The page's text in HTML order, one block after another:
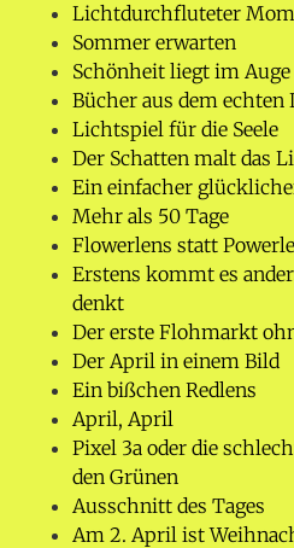
Lichtdurchfluteter
Sommer erwarten
Schönheit liegt im
Bücher aus dem
Lichtspiel für die Seele
Der Schatten malt das
Ein einfacher
Mehr als 50 Tage
Flowerlens statt
Erstens kommt es
denkt
Der erste Flohmarkt
Der April in einem Bild
Ein bißchen Redlens
April, April
Pixel 3a oder die
den Grünen
Ausschnitt des Tages
Am 2. April ist